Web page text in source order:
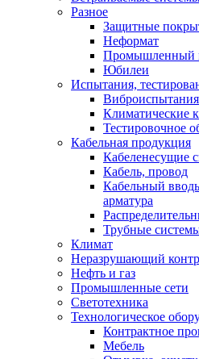
Разное
Защитные
Неформат
Промышленный
Юбилеи
Испытания,
Виброиспытания
Климатические
Тестировочное
Кабельная продукция
Кабеленесущие
Кабель, провод
Кабельный
арматура
Трубные
Климат
Неразрушающий
Нефть и газ
Промышленные сети
Светотехника
Технологическое
Контрактное
Мебель